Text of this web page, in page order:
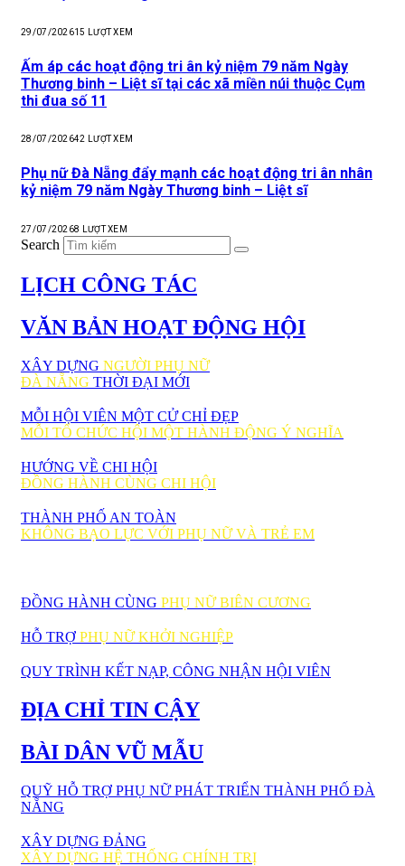
29/07/202615 LƯỢT XEM
Ấm áp các hoạt động tri ân kỷ niệm 79 năm Ngày
Thương binh – Liệt sĩ tại các xã miền núi thuộc Cụm
thi đua số 11
28/07/202642 LƯỢT XEM
Phụ nữ Đà Nẵng đẩy mạnh các hoạt động tri ân nhân
kỷ niệm 79 năm Ngày Thương binh – Liệt sĩ
27/07/20268 LƯỢT XEM
Search
LỊCH CÔNG TÁC
VĂN BẢN HOẠT ĐỘNG HỘI
XÂY DỰNG NGƯỜI PHỤ NỮ
ĐÀ NẴNG THỜI ĐẠI MỚI
MỖI HỘI VIÊN MỘT CỬ CHỈ ĐẸP
MỖI TỔ CHỨC HỘI MỘT HÀNH ĐỘNG Ý NGHĨA
HƯỚNG VỀ CHI HỘI
ĐỒNG HÀNH CÙNG CHI HỘI
THÀNH PHỐ AN TOÀN
KHÔNG BẠO LỰC VỚI PHỤ NỮ VÀ TRẺ EM
ĐỒNG HÀNH CÙNG PHỤ NỮ BIÊN CƯƠNG
HỖ TRỢ PHỤ NỮ KHỞI NGHIỆP
QUY TRÌNH KẾT NẠP, CÔNG NHẬN HỘI VIÊN
ĐỊA CHỈ TIN CẬY
BÀI DÂN VŨ MẪU
QUỸ HỖ TRỢ PHỤ NỮ PHÁT TRIỂN THÀNH PHỐ ĐÀ
NẴNG
XÂY DỰNG ĐẢNG
XÂY DỰNG HỆ THỐNG CHÍNH TRỊ